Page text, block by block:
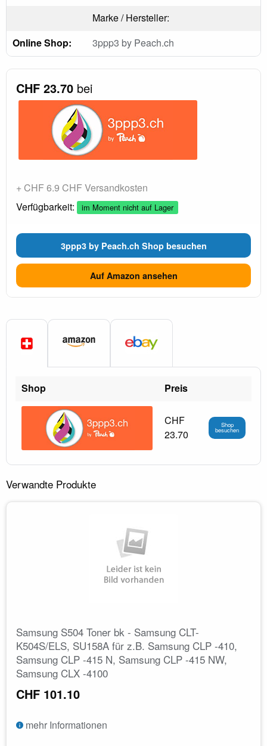
Marke / Hersteller:
Online Shop:
3ppp3 by Peach.ch
CHF 23.70 bei
+ CHF 6.9 CHF Versandkosten
Verfügbarkeit:
im Moment nicht auf Lager
3ppp3 by Peach.ch Shop besuchen
Auf Amazon ansehen
Shop Preis
CHF
23.70
Shop
besuchen
Verwandte Produkte
Samsung S504 Toner bk - Samsung CLT-
K504S/ELS, SU158A für z.B. Samsung CLP -410,
Samsung CLP -415 N, Samsung CLP -415 NW,
Samsung CLX -4100
CHF 101.10
mehr Informationen